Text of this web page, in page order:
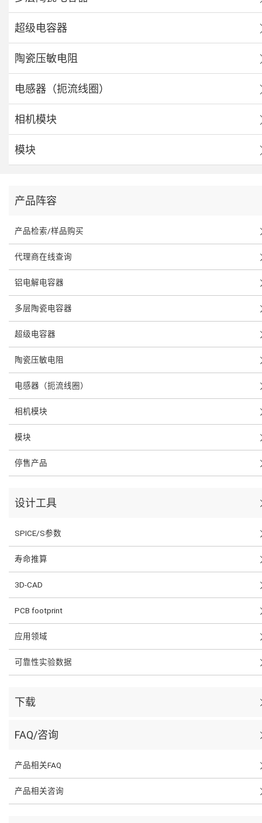
超级电容器
陶瓷压敏电阻
电感器（扼流线圈）
相机模块
模块
产品阵容
产品检索/样品购买
代理商在线查询
铝电解电容器
多层陶瓷电容器
超级电容器
陶瓷压敏电阻
电感器（扼流线圈）
相机模块
模块
停售产品
设计工具
SPICE/S参数
寿命推算
3D-CAD
PCB footprint
应用领域
可靠性实验数据
下载
FAQ/咨询
产品相关FAQ
产品相关咨询